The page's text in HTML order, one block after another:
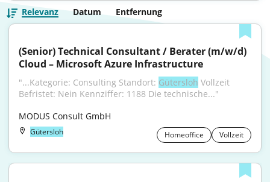
Relevanz Datum Entfernung
(Senior) Technical Consultant / Berater (m/w/d)
Cloud – Microsoft Azure Infrastructure
"...Kategorie: Consulting Standort: Gütersloh Vollzeit
Befristet: Nein Kennziffer: 1188 Die technische..."
MODUS Consult GmbH
Gütersloh Homeoffice Vollzeit